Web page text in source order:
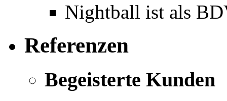
Nightball ist als
Referenzen
Begeisterte Kunden